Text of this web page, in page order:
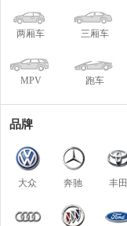
两厢车 三厢车
MPV 跑车
品牌
大众 奔驰 丰田